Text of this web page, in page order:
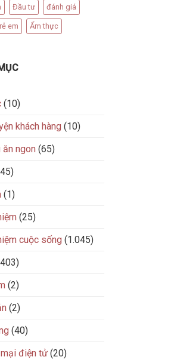
Đầu tư đánh giá
em Ẩm thực
(10)
khách hàng (10)
ăn ngon (65)
(1)
(25)
cuộc sống (1.045)
(2)
(2)
(40)
điện tử(20)